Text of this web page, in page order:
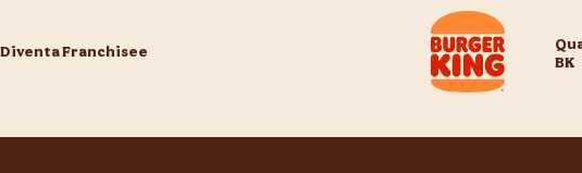
Diventa Franchisee
BK